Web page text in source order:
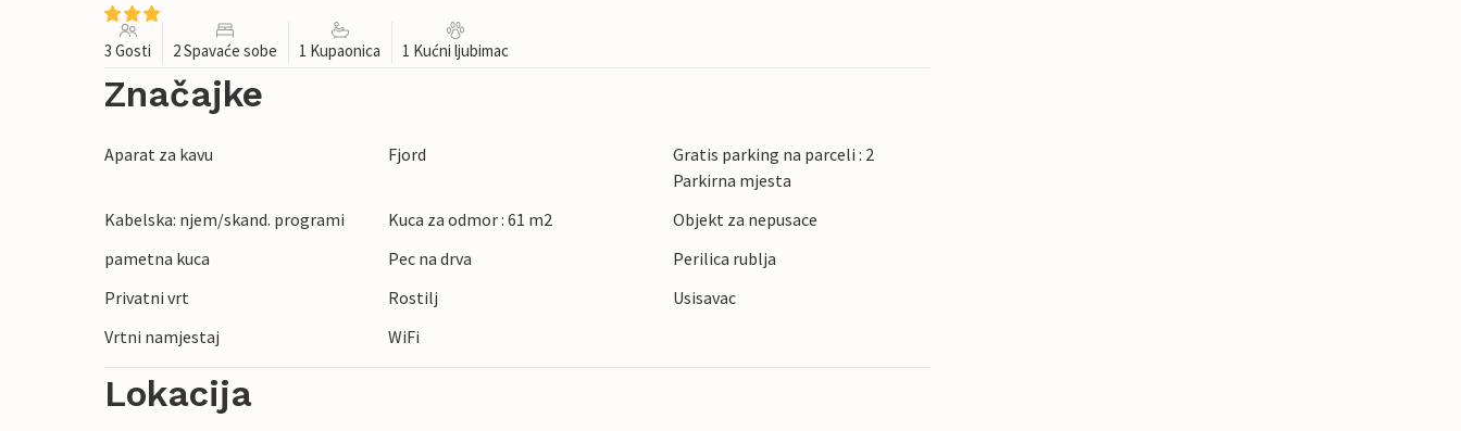
3 Gosti 2 Spavaće sobe 1 Kupaonica 1 Kućni ljubimac
Značajke
Aparat za kavu Fjord
Gratis parking na parceli : 2
Parkirna mjesta
Kabelska: njem/skand. programi
Kuca za odmor : 61 m2
Objekt za nepusace
pametna kuca
Pec na drva
Perilica rublja
Privatni vrt
Rostilj
Usisavac
Vrtni namjestaj
WiFi
Lokacija